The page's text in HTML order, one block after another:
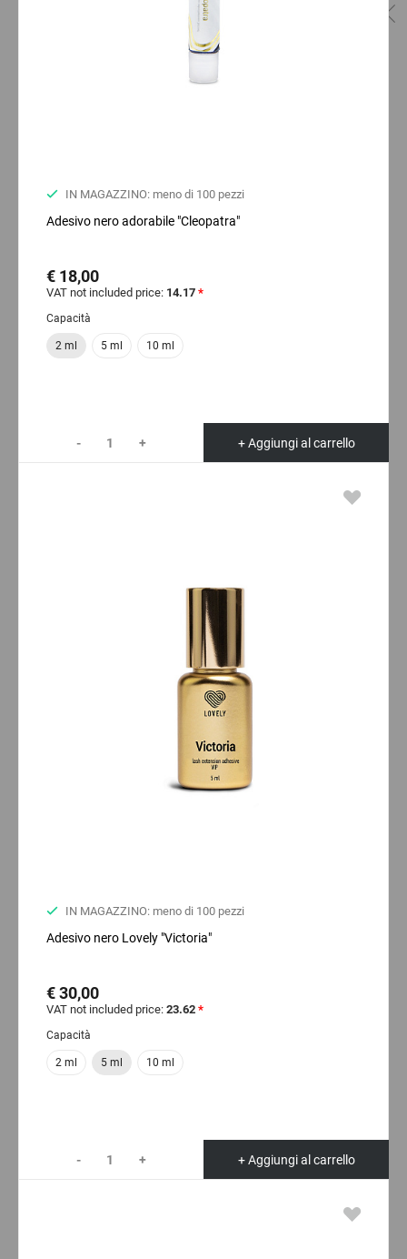
IN MAGAZZINO: meno di 100 pezzi
Adesivo nero adorabile "Cleopatra"
€ 18,00
VAT not included price: 14.17 *
Capacità
2 ml 5 ml 10 ml
- + + Aggiungi al carrello
IN MAGAZZINO: meno di 100 pezzi
Adesivo nero Lovely "Victoria"
€ 30,00
VAT not included price: 23.62 *
Capacità
2 ml 5 ml 10 ml
- + + Aggiungi al carrello